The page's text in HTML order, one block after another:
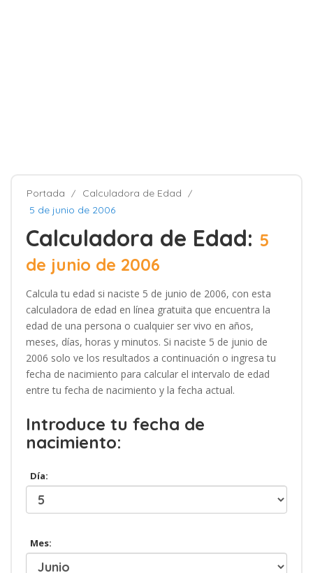
Portada
Calculadora de Edad
5 de junio de 2006
Calculadora de Edad: 5
de junio de 2006
Calcula tu edad si naciste 5 de junio de 2006, con esta
calculadora de edad en línea gratuita que encuentra la
edad de una persona o cualquier ser vivo en años,
meses, días, horas y minutos. Si naciste 5 de junio de
2006 solo ve los resultados a continuación o ingresa tu
fecha de nacimiento para calcular el intervalo de edad
entre tu fecha de nacimiento y la fecha actual.
Introduce tu fecha de
nacimiento:
Día:
Mes: